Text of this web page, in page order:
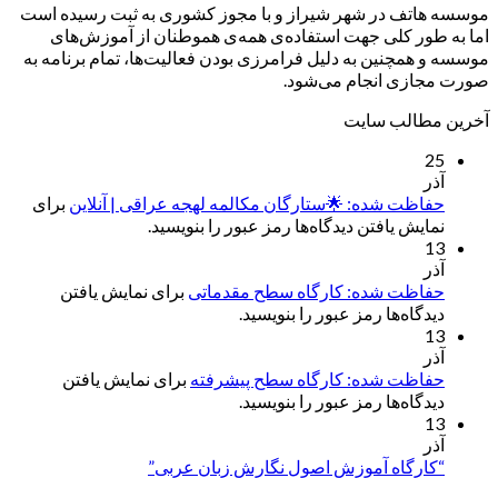
موسسه هاتف در شهر شیراز و با مجوز کشوری به ثبت رسیده است
اما به طور کلی جهت استفاده‌ی همه‌ی هموطنان از آموزش‌های
موسسه و همچنین به دلیل فرامرزی بودن فعالیت‌ها، تمام برنامه به
صورت مجازی انجام می‌شود.
آخرین مطالب سایت
25
آذر
حفاظت شده: 🌟ستارگان مکالمه لهجه عراقی | آنلاین برای
نمایش یافتن دیدگاه‌ها رمز عبور را بنویسید.
13
آذر
حفاظت شده: کارگاه سطح مقدماتی برای نمایش یافتن
دیدگاه‌ها رمز عبور را بنویسید.
13
آذر
حفاظت شده: کارگاه سطح پیشرفته برای نمایش یافتن
دیدگاه‌ها رمز عبور را بنویسید.
13
آذر
“کارگاه آموزش اصول نگارش زبان عربی”